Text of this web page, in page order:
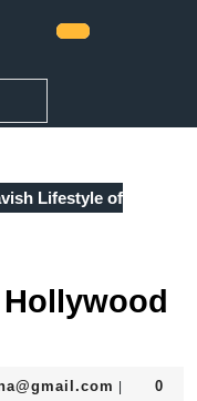
Lifestyle of
0